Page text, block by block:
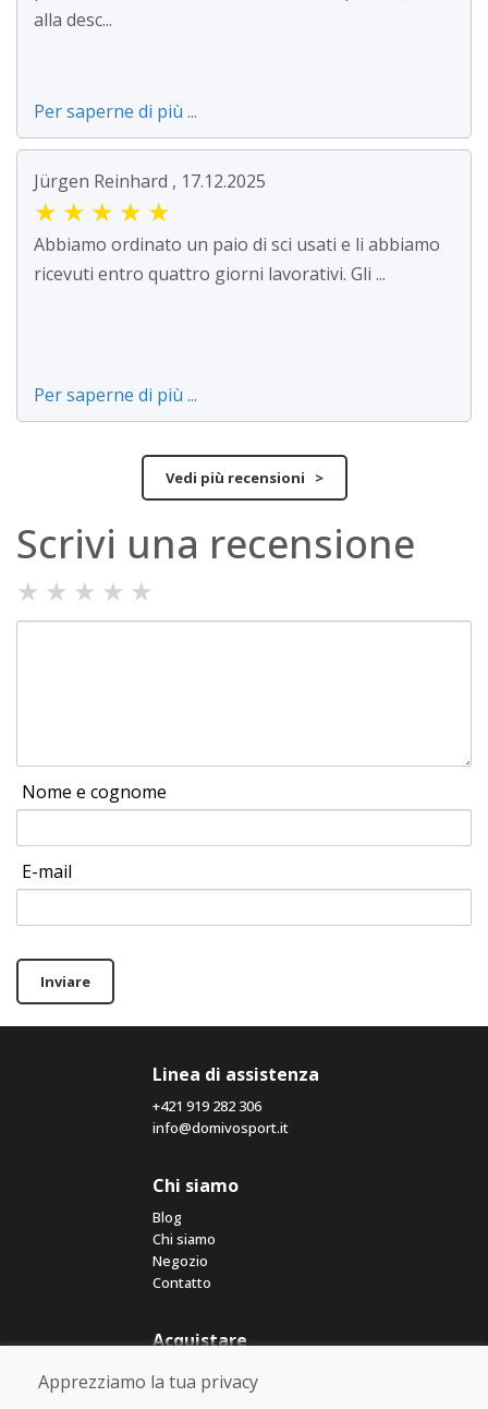
alla desc...
Per saperne di più ...
Jürgen Reinhard , 17.12.2025
★ ★ ★ ★ ★
Abbiamo ordinato un paio di sci usati e li abbiamo
ricevuti entro quattro giorni lavorativi. Gli ...
Per saperne di più ...
Vedi più recensioni >
Scrivi una recensione
★ ★ ★ ★ ★
Nome e cognome
E-mail
Inviare
Linea di assistenza
+421 919 282 306
info@domivosport.it
Chi siamo
Blog
Chi siamo
Negozio
Contatto
Acquistare
Negozio online
Termini e condizioni commerciali
Apprezziamo la tua privacy